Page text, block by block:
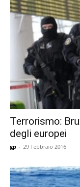
Terrorismo:
degli europei
gp - 29 Febbraio 2016